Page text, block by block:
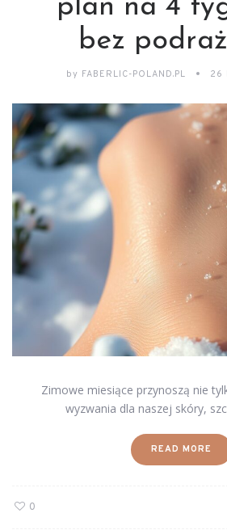
plan na 4
bez
by FABERLIC-POLAND.PL 26
Zimowe miesiące przynoszą nie
wyzwania dla naszej skóry,
READ MORE
0